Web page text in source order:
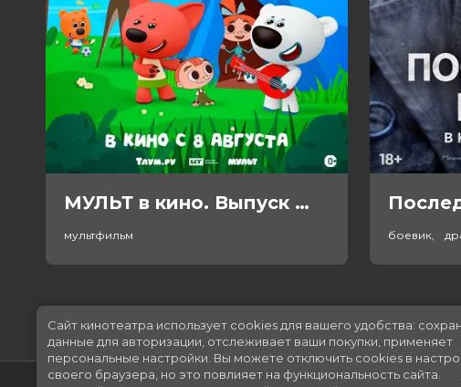
МУЛЬТ в кино. Выпуск №198. Некогда скучать (0+)
мультфильм боевик,
Сайт кинотеатра использует cookies для вашего удобства:
данные для авторизации, отслеживает ваши покупки, применяет
персональные настройки. Вы можете отключить cookies в
своего браузера, но это повлияет на функциональность сайта.